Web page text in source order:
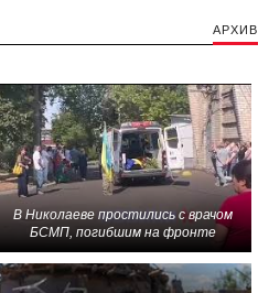
АРХИВ
В Николаеве простились с врачом
БСМП, погибшим на фронте